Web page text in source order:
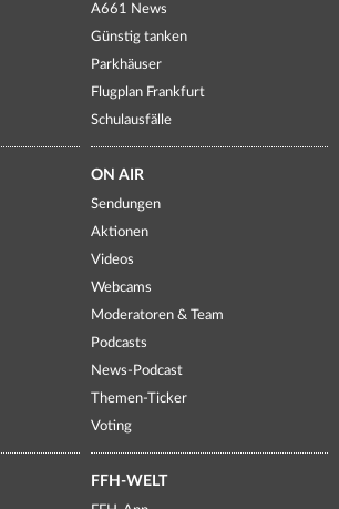
A661 News
Günstig tanken
Parkhäuser
Flugplan Frankfurt
Schulausfälle
ON AIR
Sendungen
Aktionen
Videos
Webcams
Moderatoren & Team
Podcasts
News-Podcast
Themen-Ticker
Voting
FFH-WELT